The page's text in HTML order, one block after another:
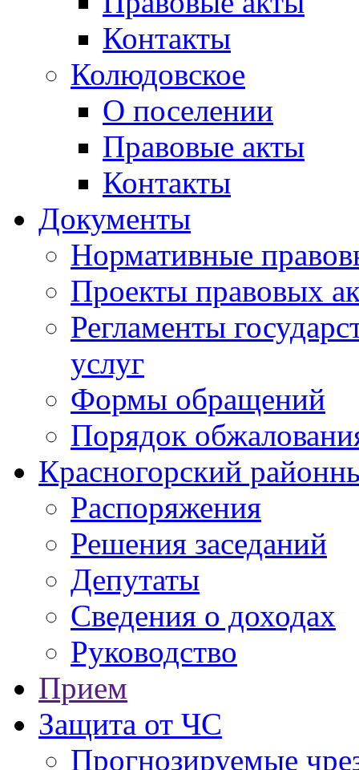
Контакты
Колюдовское
О поселении
Правовые акты
Контакты
Документы
Нормативные
Проекты правовых
Регламенты
услуг
Формы обращений
Порядок
Красногорский
Распоряжения
Решения заседаний
Депутаты
Сведения о доходах
Руководство
Прием
Защита от ЧС
Прогнозируемые